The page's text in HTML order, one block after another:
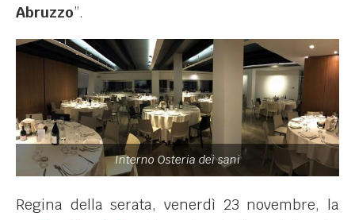
Abruzzo”.
Interno Osteria dei sani
Regina della serata, venerdì 23 novembre, la